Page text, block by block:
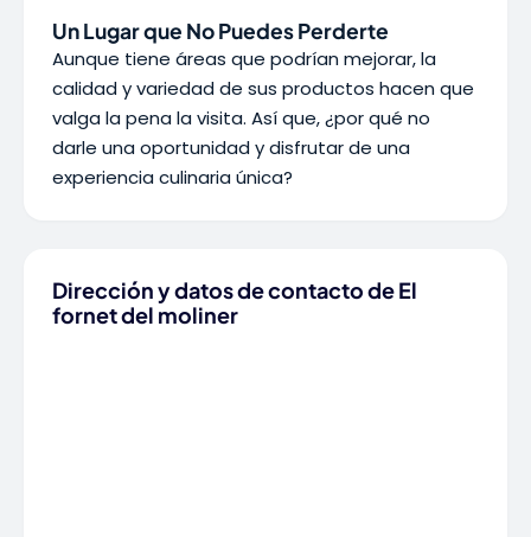
Un Lugar que No Puedes Perderte
Aunque tiene áreas que podrían mejorar, la
calidad y variedad de sus productos hacen que
valga la pena la visita. Así que, ¿por qué no
darle una oportunidad y disfrutar de una
experiencia culinaria única?
Dirección y datos de contacto de El
fornet del moliner